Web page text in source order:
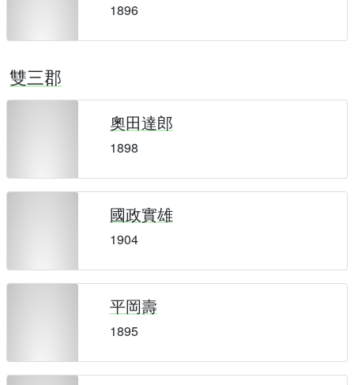
1896
雙三郡
奧田達郎
1898
國政實雄
1904
平岡壽
1895